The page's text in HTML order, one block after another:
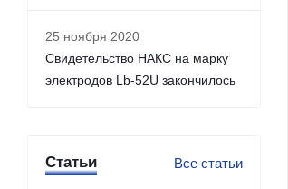
25 ноября 2020
Свидетельство НАКС на марку
электродов Lb-52U закончилось
Статьи Все статьи